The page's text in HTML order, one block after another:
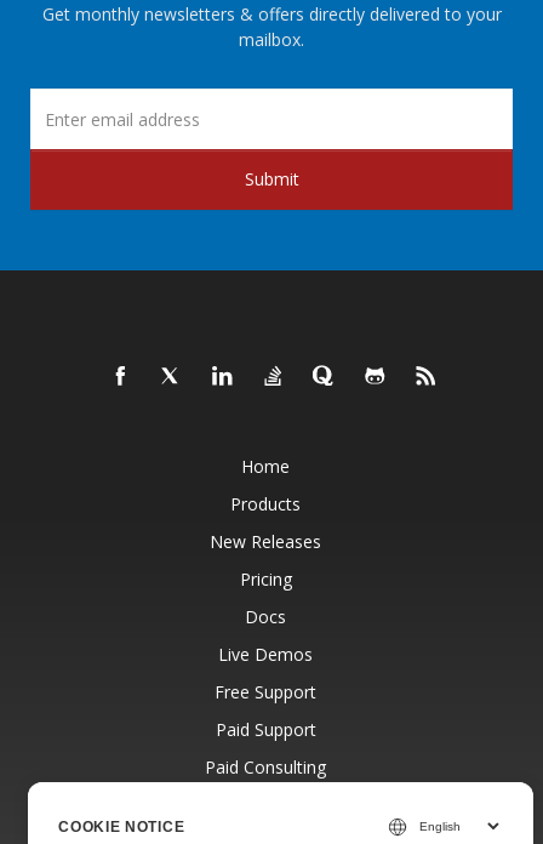
Get monthly newsletters & offers directly delivered to your
mailbox.
Submit
Home
Products
New Releases
Pricing
Docs
Live Demos
Free Support
Paid Support
Paid Consulting
COOKIE NOTICE